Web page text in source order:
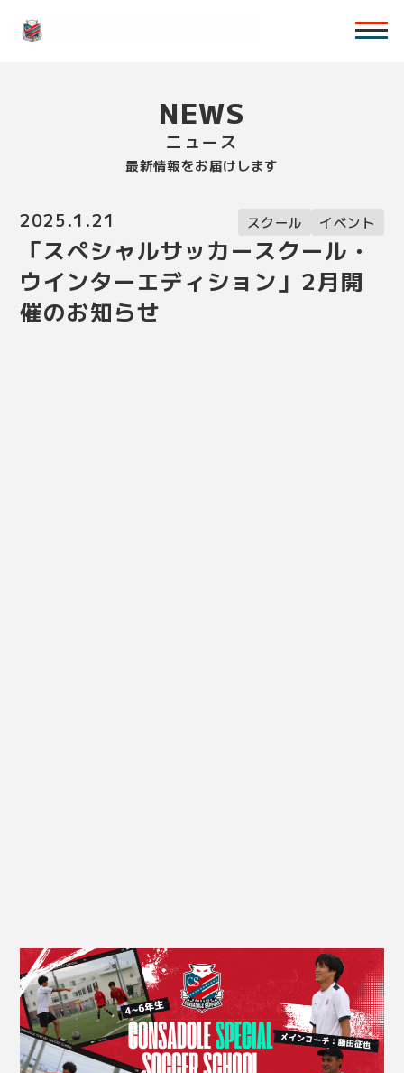
NEWS
ニュース
最新情報をお届けします
2025.1.21 スクール イベント
「スペシャルサッカースクール・
ウインターエディション」2月開
催のお知らせ